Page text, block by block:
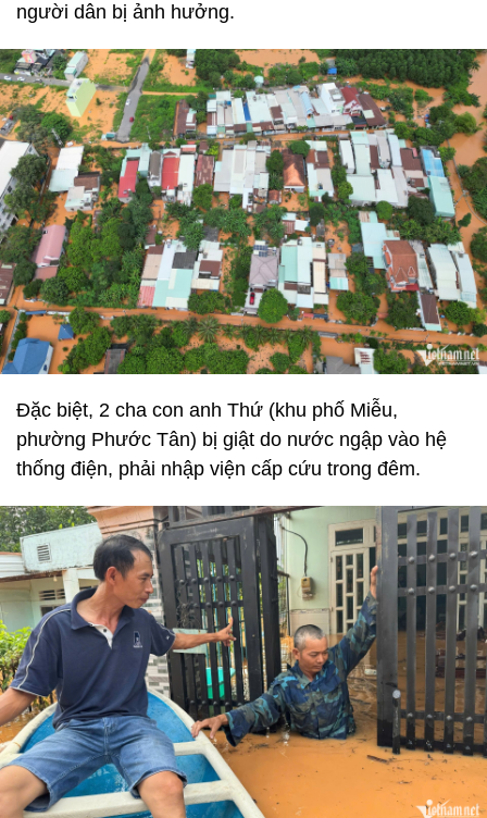
người dân bị ảnh hưởng.
Đặc biệt, 2 cha con anh Thứ (khu phố Miễu,
phường Phước Tân) bị giật do nước ngập vào hệ
thống điện, phải nhập viện cấp cứu trong đêm.